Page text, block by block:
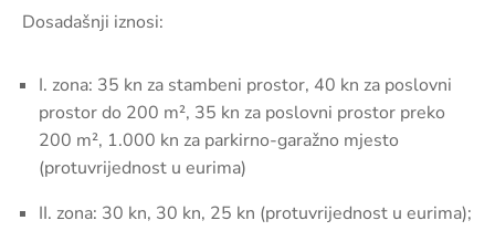
Dosadašnji iznosi:
I. zona: 35 kn za stambeni prostor, 40 kn za poslovni
prostor do 200 m², 35 kn za poslovni prostor preko
200 m², 1.000 kn za parkirno-garažno mjesto
(protuvrijednost u eurima)
II. zona: 30 kn, 30 kn, 25 kn (protuvrijednost u eurima);